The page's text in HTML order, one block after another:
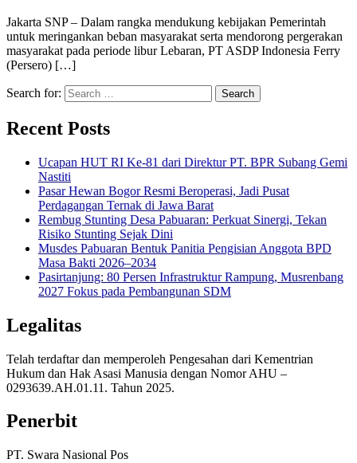
Jakarta SNP – Dalam rangka mendukung kebijakan Pemerintah
untuk meringankan beban masyarakat serta mendorong pergerakan
masyarakat pada periode libur Lebaran, PT ASDP Indonesia Ferry
(Persero) […]
Search for:
Recent Posts
Ucapan HUT RI Ke-81 dari Direktur PT. BPR Subang Gemi
Nastiti
Pasar Hewan Bogor Resmi Beroperasi, Jadi Pusat
Perdagangan Ternak di Jawa Barat
Rembug Stunting Desa Pabuaran: Perkuat Sinergi, Tekan
Risiko Stunting Sejak Dini
Musdes Pabuaran Bentuk Panitia Pengisian Anggota BPD
Masa Bakti 2026–2034
Pasirtanjung: 80 Persen Infrastruktur Rampung, Musrenbang
2027 Fokus pada Pembangunan SDM
Legalitas
Telah terdaftar dan memperoleh Pengesahan dari Kementrian
Hukum dan Hak Asasi Manusia dengan Nomor AHU –
0293639.AH.01.11. Tahun 2025.
Penerbit
PT. Swara Nasional Pos